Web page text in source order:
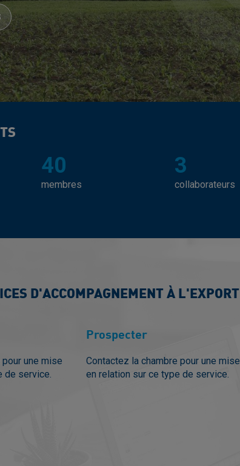
40
membres
3
collaborateurs
D'ACCOMPAGNEMENT À L'EXPORT
une mise
de service.
Prospecter
Contactez la chambre pour une mise
en relation sur ce type de service.